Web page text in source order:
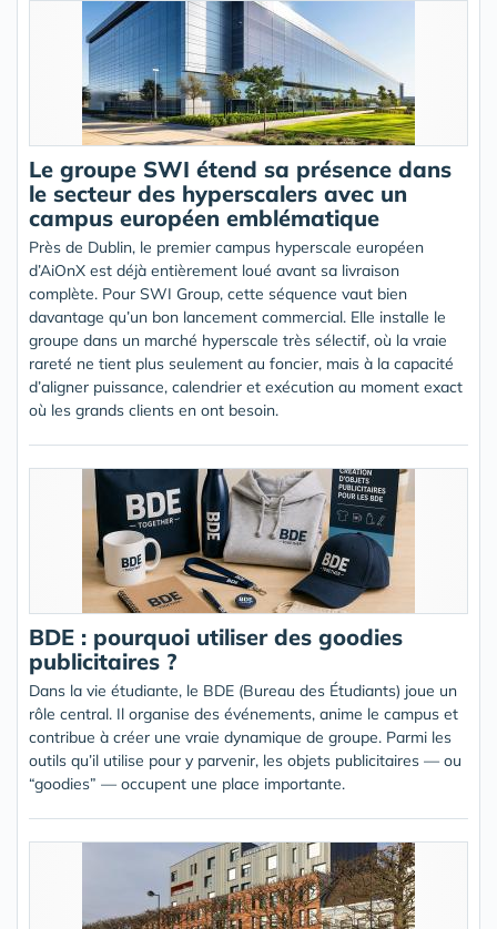
Le groupe SWI étend sa présence dans
le secteur des hyperscalers avec un
campus européen emblématique
Près de Dublin, le premier campus hyperscale européen
d’AiOnX est déjà entièrement loué avant sa livraison
complète. Pour SWI Group, cette séquence vaut bien
davantage qu’un bon lancement commercial. Elle installe le
groupe dans un marché hyperscale très sélectif, où la vraie
rareté ne tient plus seulement au foncier, mais à la capacité
d’aligner puissance, calendrier et exécution au moment exact
où les grands clients en ont besoin.
BDE : pourquoi utiliser des goodies
publicitaires ?
Dans la vie étudiante, le BDE (Bureau des Étudiants) joue un
rôle central. Il organise des événements, anime le campus et
contribue à créer une vraie dynamique de groupe. Parmi les
outils qu’il utilise pour y parvenir, les objets publicitaires — ou
“goodies” — occupent une place importante.